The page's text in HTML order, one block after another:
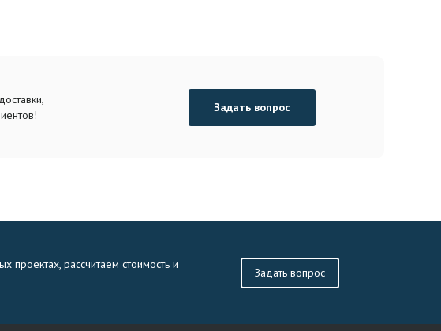
Задать вопрос
проектах, рассчитаем стоимость и
Задать вопрос